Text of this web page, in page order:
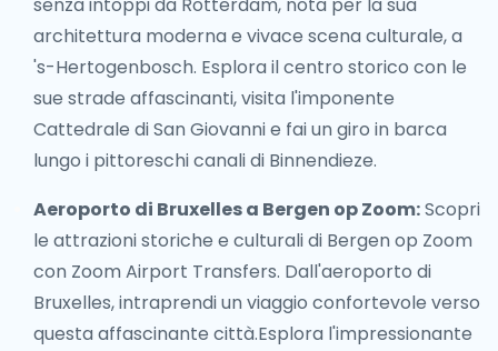
architettura moderna e vivace scena culturale, a
's-Hertogenbosch. Esplora il centro storico con le
sue strade affascinanti, visita l'imponente
Cattedrale di San Giovanni e fai un giro in barca
lungo i pittoreschi canali di Binnendieze.
Aeroporto di Bruxelles a Bergen op Zoom:Scopri
le attrazioni storiche e culturali di Bergen op Zoom
con Zoom Airport Transfers. Dall'aeroporto di
Bruxelles, intraprendi un viaggio confortevole verso
questa affascinante città.Esplora l'impressionante